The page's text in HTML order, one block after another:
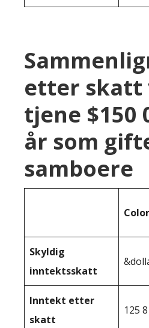
etter skatt
tjene $150
år som
samboere
Skyldig
inntektsskatt
Inntekt etter
skatt
125